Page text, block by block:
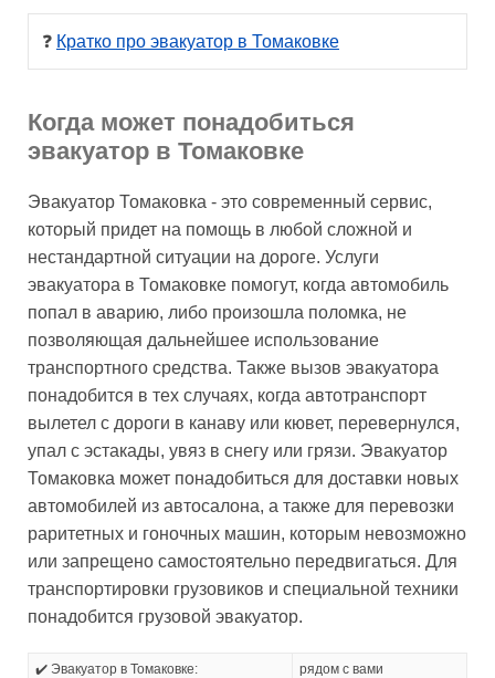
❓ Кратко про эвакуатор в Томаковке
Когда может понадобиться
эвакуатор в Томаковке
Эвакуатор Томаковка - это современный сервис,
который придет на помощь в любой сложной и
нестандартной ситуации на дороге. Услуги
эвакуатора в Томаковке помогут, когда автомобиль
попал в аварию, либо произошла поломка, не
позволяющая дальнейшее использование
транспортного средства. Также вызов эвакуатора
понадобится в тех случаях, когда автотранспорт
вылетел с дороги в канаву или кювет, перевернулся,
упал с эстакады, увяз в снегу или грязи. Эвакуатор
Томаковка может понадобиться для доставки новых
автомобилей из автосалона, а также для перевозки
раритетных и гоночных машин, которым невозможно
или запрещено самостоятельно передвигаться. Для
транспортировки грузовиков и специальной техники
понадобится грузовой эвакуатор.
✔️ Эвакуатор в Томаковке: рядом с вами